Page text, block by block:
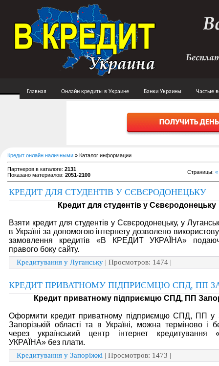
Главная Онлайн кредиты в Украине Банки Украины Частые
Кредит онлайн наличными » Каталог информации
Партнеров в каталоге: 2131
Показано материалов: 2051-2100 Страницы: «
КРЕДИТ ДЛЯ СТУДЕНТІВ У СЄВЄРОДОНЕЦЬКУ
Кредит для студентів у Сєвєродонецьку
Взяти кредит для студентів у Сєвєродонецьку, у
в Україні за допомогою інтернету дозволено
замовлення кредитів «В КРЕДИТ УКРАЇНА»
правого боку сайту.
Кредитування у Луганську | Просмотров: 1474 |
КРЕДИТ ПРИВАТНОМУ ПІДПРИЄМЦЮ СПД, ПП
Кредит приватному підприємцю СПД, ПП
Оформити кредит приватному підприємцю СПД, ПП у
Запорізькій області та в Україні, можна терміново і
через український центр інтернет
УКРАЇНА» без плати.
Кредитування у Запоріжжі | Просмотров: 1473 |